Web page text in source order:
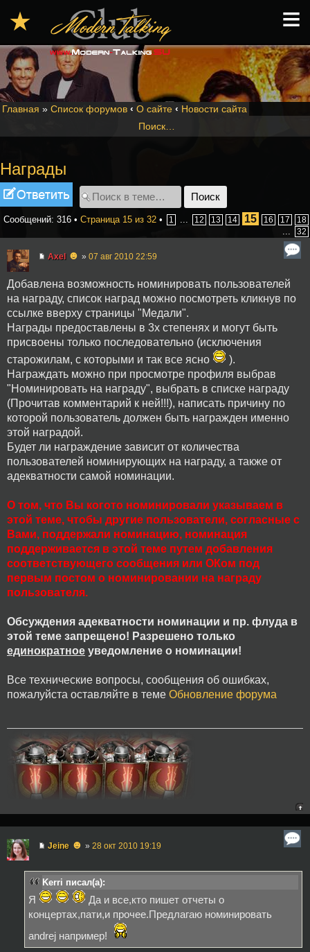
Главная » Список форумов ‹ О сайте ‹ Новости сайта
Поиск…
Награды
Ответить
Сообщений: 316 • Страница 15 из 32 • 1 12 13 14 15 16 17 18
32
Axel ☻ » 07 авг 2010 22:59
Добавлена возможность номинировать пользователей
на награду, список наград можно посмотреть кликнув по
ссылке вверху страницы "Медали".
Награды предоставлены в 3х степенях и могут быть
присвоены только последовательно (исключения
старожилам, с которыми и так все ясно
).
Награждать можно при просмотре профиля выбрав
"Номинировать на награду", выбрать в списке награду
(Прочитав комментарий к ней!!!), написать причину по
которой пользователь должен быть награжден именно
этой наградой.
Будет ли награждение зависит от количества
пользователей номинирующих на награду, а также от
адекватности самой номинации.
О том, что Вы когото номинировали указываем в
этой теме, чтобы другие пользователи, согласные с
Вами, поддержали номинацию, номинация
поддерживается в этой теме путем добавления
соответствующего сообщения или ОКом под
первым постом о номинировании на награду
пользователя.
Обсуждения адекватности номинации и пр. флуда в
этой теме запрещено! Разрешено только
единократное уведомление о номинации!
Все технические вопросы, сообщения об ошибках,
пожалуйста оставляйте в теме Обновление форума
Jeine ☻ » 28 окт 2010 19:19
Kerri писал(а):
Я
Да и все,кто пишет отчеты о
концертах,пати,и прочее.Предлагаю номинировать
andrej например!
★ ≡